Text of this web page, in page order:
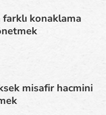
konaklama
misafir hacmini